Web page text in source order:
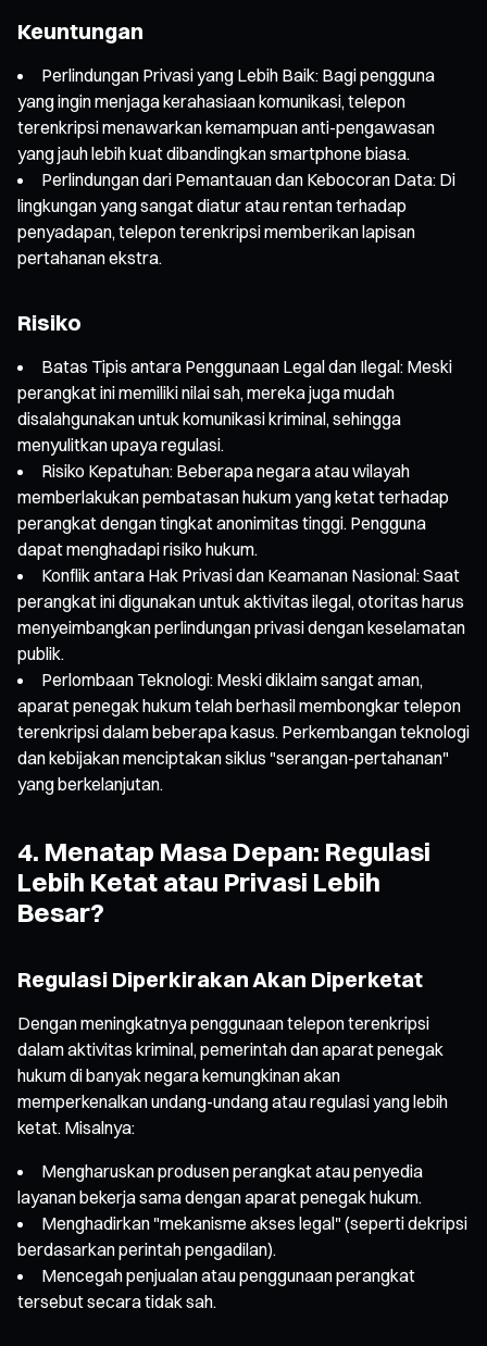
Keuntungan
Perlindungan Privasi yang Lebih Baik: Bagi pengguna
yang ingin menjaga kerahasiaan komunikasi, telepon
terenkripsi menawarkan kemampuan anti-pengawasan
yang jauh lebih kuat dibandingkan smartphone biasa.
Perlindungan dari Pemantauan dan Kebocoran Data: Di
lingkungan yang sangat diatur atau rentan terhadap
penyadapan, telepon terenkripsi memberikan lapisan
pertahanan ekstra.
Risiko
Batas Tipis antara Penggunaan Legal dan Ilegal: Meski
perangkat ini memiliki nilai sah, mereka juga mudah
disalahgunakan untuk komunikasi kriminal, sehingga
menyulitkan upaya regulasi.
Risiko Kepatuhan: Beberapa negara atau wilayah
memberlakukan pembatasan hukum yang ketat terhadap
perangkat dengan tingkat anonimitas tinggi. Pengguna
dapat menghadapi risiko hukum.
Konflik antara Hak Privasi dan Keamanan Nasional: Saat
perangkat ini digunakan untuk aktivitas ilegal, otoritas harus
menyeimbangkan perlindungan privasi dengan keselamatan
publik.
Perlombaan Teknologi: Meski diklaim sangat aman,
aparat penegak hukum telah berhasil membongkar telepon
terenkripsi dalam beberapa kasus. Perkembangan teknologi
dan kebijakan menciptakan siklus "serangan-pertahanan"
yang berkelanjutan.
4. Menatap Masa Depan: Regulasi
Lebih Ketat atau Privasi Lebih
Besar?
Regulasi Diperkirakan Akan Diperketat
Dengan meningkatnya penggunaan telepon terenkripsi
dalam aktivitas kriminal, pemerintah dan aparat penegak
hukum di banyak negara kemungkinan akan
memperkenalkan undang-undang atau regulasi yang lebih
ketat. Misalnya:
Mengharuskan produsen perangkat atau penyedia
layanan bekerja sama dengan aparat penegak hukum.
Menghadirkan "mekanisme akses legal" (seperti dekripsi
berdasarkan perintah pengadilan).
Mencegah penjualan atau penggunaan perangkat
tersebut secara tidak sah.